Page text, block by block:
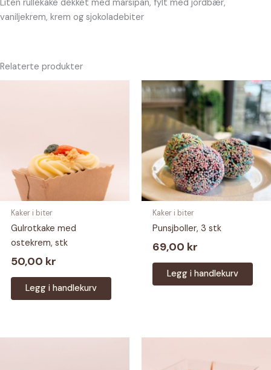
Liten rullekake dekket med marsipan, fylt med jordbær,
vaniljekrem, krem og sjokoladebiter
Relaterte produkter
Kaker i biter
Gulrotkake med
ostekrem, stk
50,00 kr
Legg i handlekurv
Kaker i biter
Punsjboller, 3 stk
69,00 kr
Legg i handlekurv